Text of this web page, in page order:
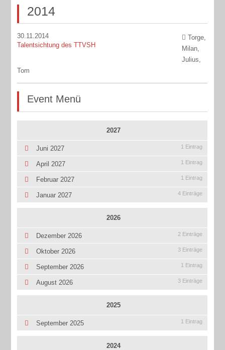
2014
30.11.2014
Talentsichtung des TTVSH
Torge,
Milan,
Julius,
Tom
Event Menü
2027
Juni 2027 1 Eintrag
April 2027 1 Eintrag
Februar 2027 1 Eintrag
Januar 2027 4 Einträge
2026
Dezember 2026 2 Einträge
Oktober 2026 3 Einträge
September 2026 1 Eintrag
August 2026 3 Einträge
2025
September 2025 1 Eintrag
2024